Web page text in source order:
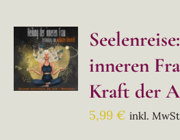
inneren
Kraft der
5,99€ inkl.